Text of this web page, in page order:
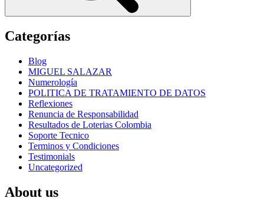
Categorías
Blog
MIGUEL SALAZAR
Numerología
POLITICA DE TRATAMIENTO DE DATOS
Reflexiones
Renuncia de Responsabilidad
Resultados de Loterias Colombia
Soporte Tecnico
Terminos y Condiciones
Testimonials
Uncategorized
About us